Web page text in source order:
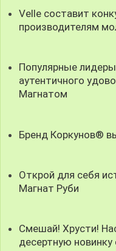
Velle составит
производителям
Популярные
аутентичного
Магнатом
Бренд Коркунов®
Открой для себя
Магнат Руби
Смешай! Хрусти!
десертную новинку